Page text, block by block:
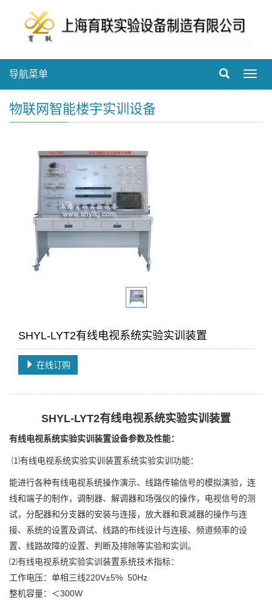
导航菜单
物联网智能楼宇实训设备
SHYL-LYT2有线电视系统实验实训装置
在线订购
SHYL-LYT2有线电视系统实验实训装置
有线电视系统实验实训装置设备参数及性能：
⑴有线电视系统实验实训装置系统实验实训功能：
能进行各种有线电视系统操作演示、线路传输信号的模拟演验，连
线和端子的制作，调制器、解调器和场强仪的操作，电视信号的测
试，分配器和分支器的安装与连接，放大器和衰减器的操作与连
接、系统的设置及调试、线路的布线设计与连接、频道频率的设
置、线路故障的设置、判断及排除等实验和实训。
⑵有线电视系统实验实训装置系统技术指标：
工作电压：单相三线220V±5% 50Hz
整机容量：＜300W